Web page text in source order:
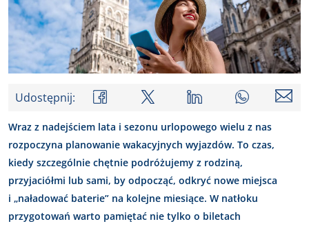
Udostępnij:
Wraz z nadejściem lata i sezonu urlopowego wielu z nas
rozpoczyna planowanie wakacyjnych wyjazdów. To czas,
kiedy szczególnie chętnie podróżujemy z rodziną,
przyjaciółmi lub sami, by odpocząć, odkryć nowe miejsca
i „naładować baterie” na kolejne miesiące. W natłoku
przygotowań warto pamiętać nie tylko o biletach